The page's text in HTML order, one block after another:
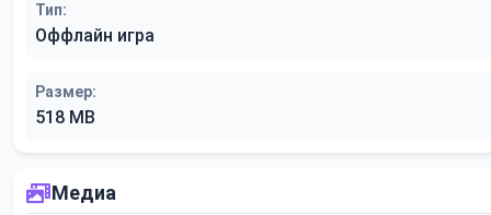
Тип:
Оффлайн игра
Размер:
518 MB
Медиа